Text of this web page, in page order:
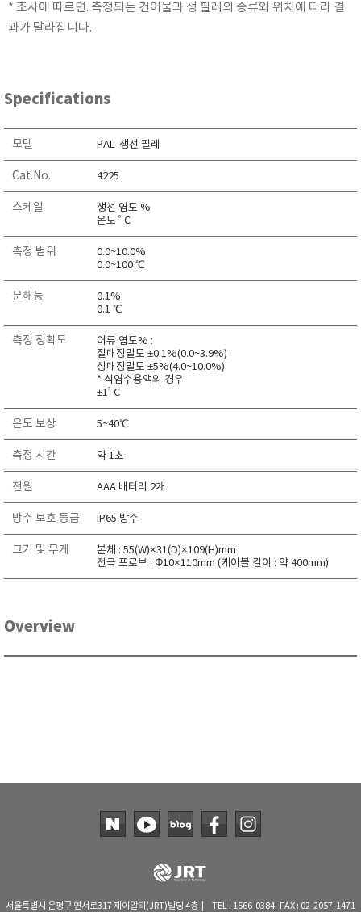
NEW COSMOS
OCEANUS
PEAK TECH
PESOLA
RION
RIXEN
Schaller (Humimeter)
Sensortechnikk Meinsberg
SENTEST
SENTRY
SHINAGAWA
SHINYEI TECHNOLOGY
Showa sokki
SIMCO
SNDWAY
Solarmeter®
SONIC CORPORATION
T&D
TAKEMURA
WATER-I.D
* 조사에 따르면. 측정되는 건어물과 생 필레의 종류와 위치에 따라 결
과가 달라집니다.
Specifications
모델 PAL-생선 필레
Cat.No. 4225
스케일
생선 염도 %
온도 ﾟC
측정 범위
0.0~10.0%
0.0~100 ℃
분해능
0.1%
0.1 ℃
측정 정확도
어류 염도% :
절대정밀도 ±0.1%(0.0~3.9%)
상대정밀도 ±5%(4.0~10.0%)
* 식염수용액의 경우
±1ﾟC
온도 보상 5~40℃
측정 시간 약 1초
전원 AAA 배터리 2개
방수 보호 등급 IP65 방수
크기 및 무게
본체 : 55(W)×31(D)×109(H)mm
전극 프로브 : Φ10×110mm (케이블 길이 : 약 400mm)
Overview
서울특별시 은평구 연서로317 제이알티(JRT)빌딩 4층 | TEL : 1566-0384 FAX : 02-2057-1471